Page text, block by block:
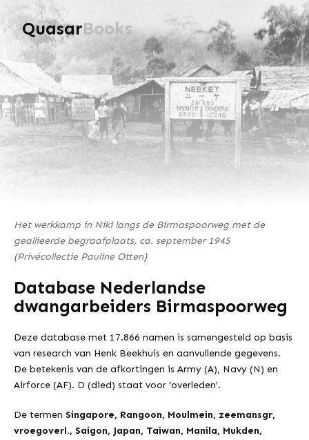
QuasarBooks
Het werkkamp in Niki langs de Birmaspoorweg met de
geallieerde begraafplaats, ca. september 1945
(Privécollectie Pauline Otten)
Database Nederlandse
dwangarbeiders Birmaspoorweg
Deze database met 17.866 namen is samengesteld op basis
van research van Henk Beekhuis en aanvullende gegevens.
De betekenis van de afkortingen is Army (A), Navy (N) en
Airforce (AF). D (died) staat voor ‘overleden’.
De termen Singapore, Rangoon, Moulmein, zeemansgr,
vroegoverl., Saigon, Japan, Taiwan, Manila, Mukden,